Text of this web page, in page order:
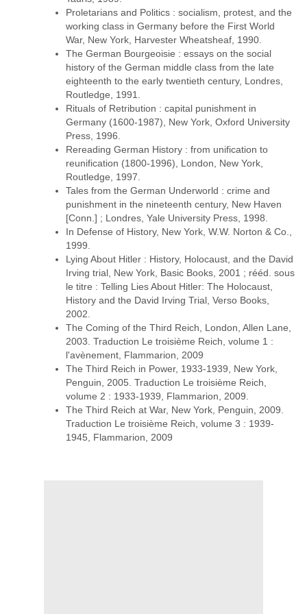
Proletarians and Politics : socialism, protest, and the
working class in Germany before the First World
War, New York, Harvester Wheatsheaf, 1990.
The German Bourgeoisie : essays on the social
history of the German middle class from the late
eighteenth to the early twentieth century, Londres,
Routledge, 1991.
Rituals of Retribution : capital punishment in
Germany (1600-1987), New York, Oxford University
Press, 1996.
Rereading German History : from unification to
reunification (1800-1996), London, New York,
Routledge, 1997.
Tales from the German Underworld : crime and
punishment in the nineteenth century, New Haven
[Conn.] ; Londres, Yale University Press, 1998.
In Defense of History, New York, W.W. Norton & Co.,
1999.
Lying About Hitler : History, Holocaust, and the David
Irving trial, New York, Basic Books, 2001 ; rééd. sous
le titre : Telling Lies About Hitler: The Holocaust,
History and the David Irving Trial, Verso Books,
2002.
The Coming of the Third Reich, London, Allen Lane,
2003. Traduction Le troisième Reich, volume 1 :
l'avènement, Flammarion, 2009
The Third Reich in Power, 1933-1939, New York,
Penguin, 2005. Traduction Le troisième Reich,
volume 2 : 1933-1939, Flammarion, 2009.
The Third Reich at War, New York, Penguin, 2009.
Traduction Le troisième Reich, volume 3 : 1939-
1945, Flammarion, 2009